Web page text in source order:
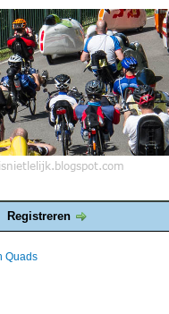
Registreren
Quads